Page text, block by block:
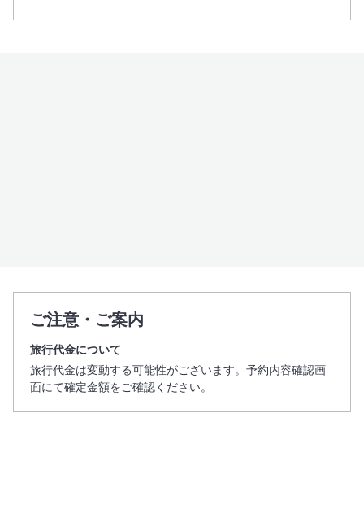
プール
スパサービス
ご注意・ご案内
旅行代金について
旅行代金は変動する可能性がございます。予約内容確認画
面にて確定金額をご確認ください。